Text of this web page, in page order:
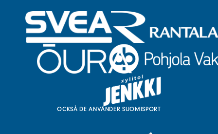
OCKSÅ DE ANVÄNDER SUOMISPORT